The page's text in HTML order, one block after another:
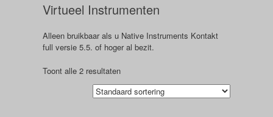
Virtueel Instrumenten
Alleen bruikbaar als u Native Instruments Kontakt
full versie 5.5. of hoger al bezit.
Toont alle 2 resultaten